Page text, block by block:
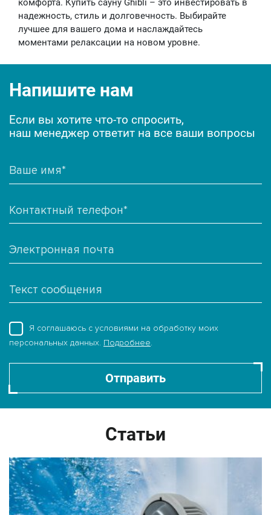
комфорта. Купить сауну Ghibli – это инвестировать в
надежность, стиль и долговечность. Выбирайте
лучшее для вашего дома и наслаждайтесь
моментами релаксации на новом уровне.
Напишите нам
Если вы хотите что-то спросить,
наш менеджер ответит на все ваши вопросы
Я соглашаюсь с условиями на обработку моих
персональных данных. Подробнее.
Отправить
Статьи